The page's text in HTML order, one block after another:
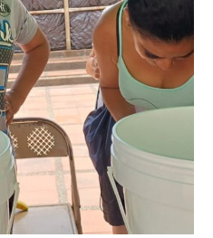
2.412
personas
en
Caracas
y
La
Guaira
tras
los
terremotos